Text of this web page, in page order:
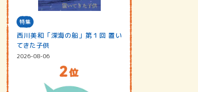
特集
西川美和「深海の船」第１回 置い
てきた子供
2026-08-06